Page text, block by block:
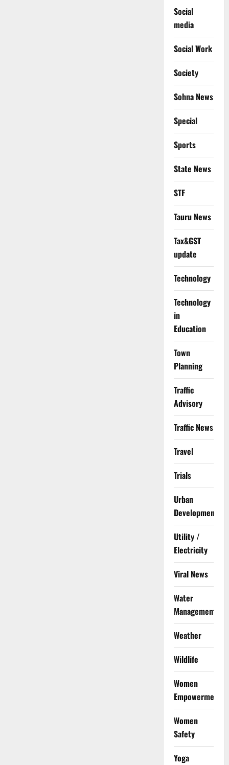
Social
media
Social Work
Society
Sohna News
Special
Sports
State News
STF
Tauru News
Tax&GST
update
Technology
Technology
in
Education
Town
Planning
Traffic
Advisory
Traffic News
Travel
Trials
Urban
Development
Utility /
Electricity
Viral News
Water
Management
Weather
Wildlife
Women
Empowerment
Women
Safety
Yoga